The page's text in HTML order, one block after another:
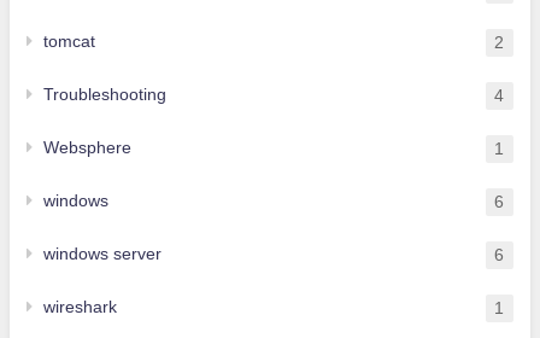
tomcat 2
Troubleshooting 4
Websphere 1
windows 6
windows server 6
wireshark 1